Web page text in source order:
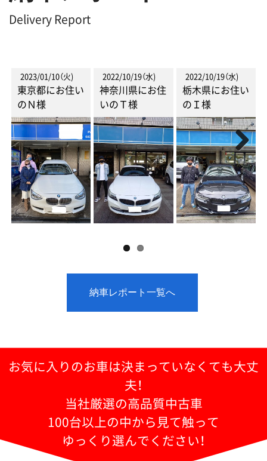
Delivery Report
2023/01/10（火)
東京都にお住い
のＮ様
2022/10/19（水)
神奈川県にお住
いのＴ様
2022/10/19（水)
栃木県にお住い
のＩ様
Next
納車レポート一覧へ
お気に入りのお車は決まっていなくても大丈
夫！
当社厳選の高品質中古車
100台以上の中から見て触って
ゆっくり選んでください！